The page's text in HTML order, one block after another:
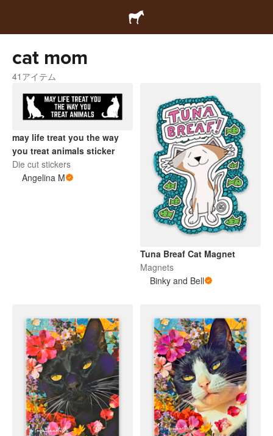
cat mom
41アイテム
may life treat you the way
you treat animals sticker
Die cut stickers
Angelina M
Tuna Breaf Cat Magnet
Magnets
Binky and Bell